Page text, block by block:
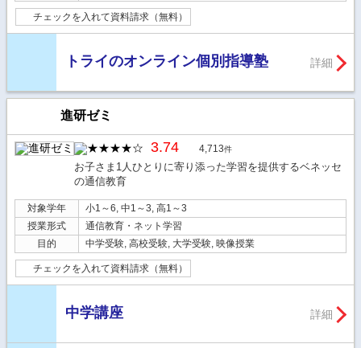
チェックを入れて資料請求（無料）
トライのオンライン個別指導塾 詳細
進研ゼミ
3.74 4,713件
お子さま1人ひとりに寄り添った学習を提供するベネッセ
の通信教育
対象学年
小1～6, 中1～3, 高1～3
授業形式
通信教育・ネット学習
目的
中学受験, 高校受験, 大学受験, 映像授業
チェックを入れて資料請求（無料）
中学講座 詳細